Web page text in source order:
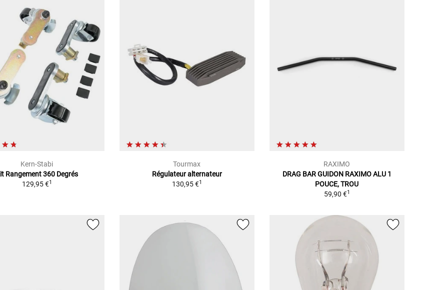
Kern-Stabi
Rangement 360 Degrés
129,95 €1
Tourmax
Régulateur alternateur
130,95 €1
RAXIMO
DRAG BAR GUIDON RAXIMO ALU 1
POUCE, TROU
59,90 €1